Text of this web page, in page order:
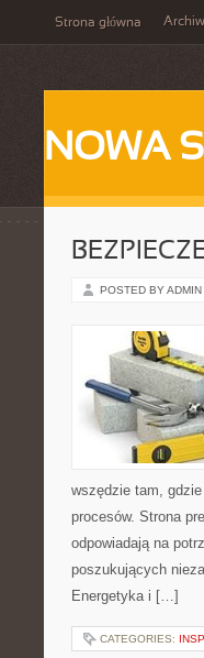
Strona główna
NOWA
POSTED BY ADMIN
wszędzie tam,
procesów. Strona
odpowiadają na
poszukujących
Energetyka i […]
CATEGORIES: